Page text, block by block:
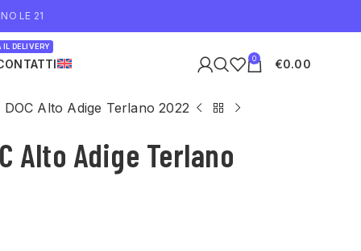
LE 21
IL DELIVERY
0 €0.00
Alto Adige Terlano 2022
Alto Adige Terlano